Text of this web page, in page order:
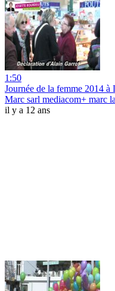
1:50
Journée de la femme 2014 à
Marc sarl mediacom+ marc
il y a 12 ans